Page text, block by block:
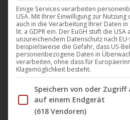
Der 2024er „Flockentanz“
Brejchaselbst unterstreicht
Evolution als Künstler. Mit
und einem unverwechselbaren
einlädt, zeigt dieser Track
Einige Services verarbeiten
USA. Mit Ihrer Einwilligung zur
auch in die Verarbeitung Ihrer Daten in
lit. a GDPR ein. Der EuGH stuft die USA
unzureichendem Datenschutz nach
beispielsweise die Gefahr, dass US-
personenbezogene Daten in
verarbeiten, ohne dass für
Klagemöglichkeit besteht.
Im Folgenden finden Sie eine
Speichern von oder
auf einem Endgerät
(618 Vendoren)